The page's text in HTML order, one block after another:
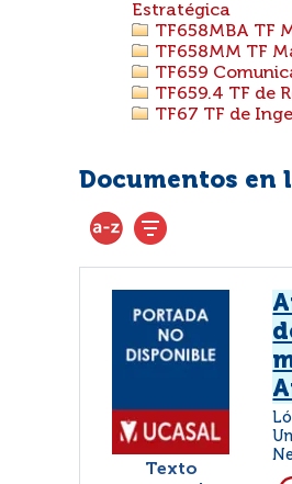
Estratégica
TF658MBA TF
TF658MM TF
TF659
TF659.4 TF de
TF67 TF de
Documentos en
Texto